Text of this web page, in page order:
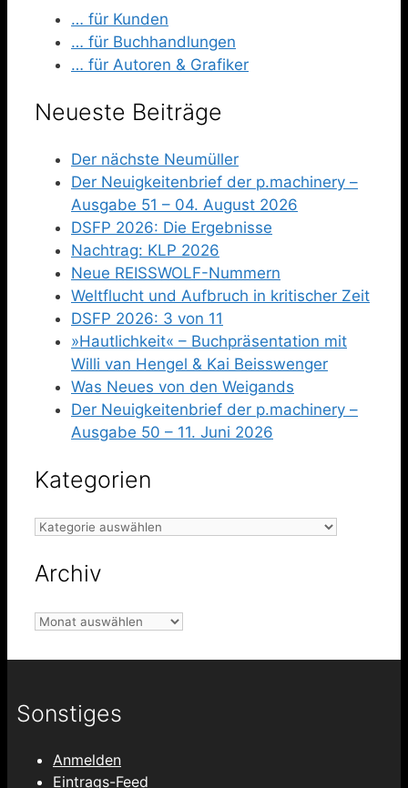
… für Kunden
… für Buchhandlungen
… für Autoren & Grafiker
Neueste Beiträge
Der nächste Neumüller
Der Neuigkeitenbrief der p.machinery –
Ausgabe 51 – 04. August 2026
DSFP 2026: Die Ergebnisse
Nachtrag: KLP 2026
Neue REISSWOLF-Nummern
Weltflucht und Aufbruch in kritischer Zeit
DSFP 2026: 3 von 11
»Hautlichkeit« – Buchpräsentation mit
Willi van Hengel & Kai Beisswenger
Was Neues von den Weigands
Der Neuigkeitenbrief der p.machinery –
Ausgabe 50 – 11. Juni 2026
Kategorien
Kategorien
Archiv
Archiv
Sonstiges
Anmelden
Eintrags-Feed